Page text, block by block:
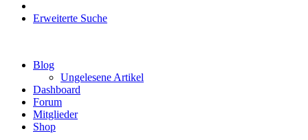
Erweiterte Suche
Blog
Ungelesene Artikel
Dashboard
Forum
Mitglieder
Shop